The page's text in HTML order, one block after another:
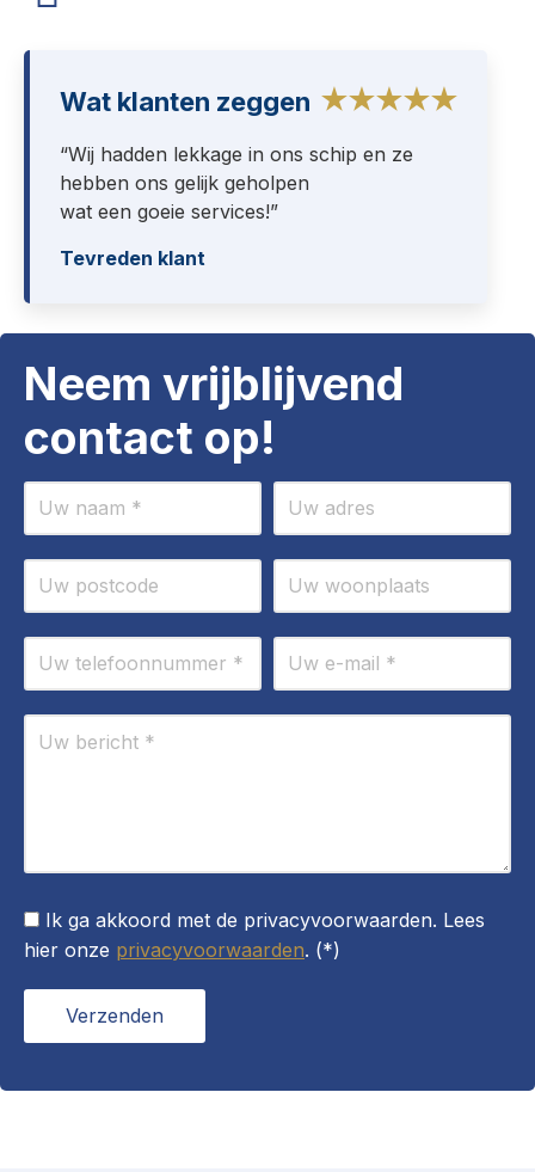
Wat klanten zeggen ★★★★★
“Wij hadden lekkage in ons schip en ze
hebben ons gelijk geholpen
wat een goeie services!”
Tevreden klant
Neem vrijblijvend
contact op!
Ik ga akkoord met de privacyvoorwaarden. Lees
hier onze privacyvoorwaarden. (*)